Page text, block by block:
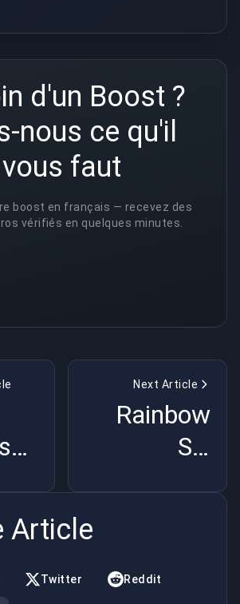
d'un Boost ?
nous ce qu'il
vous faut
boost en français — recevez des
vérifiés en quelques minutes.
Next Article
Rainbow
Six
pour un jeu
à succès
Article
Twitter Reddit